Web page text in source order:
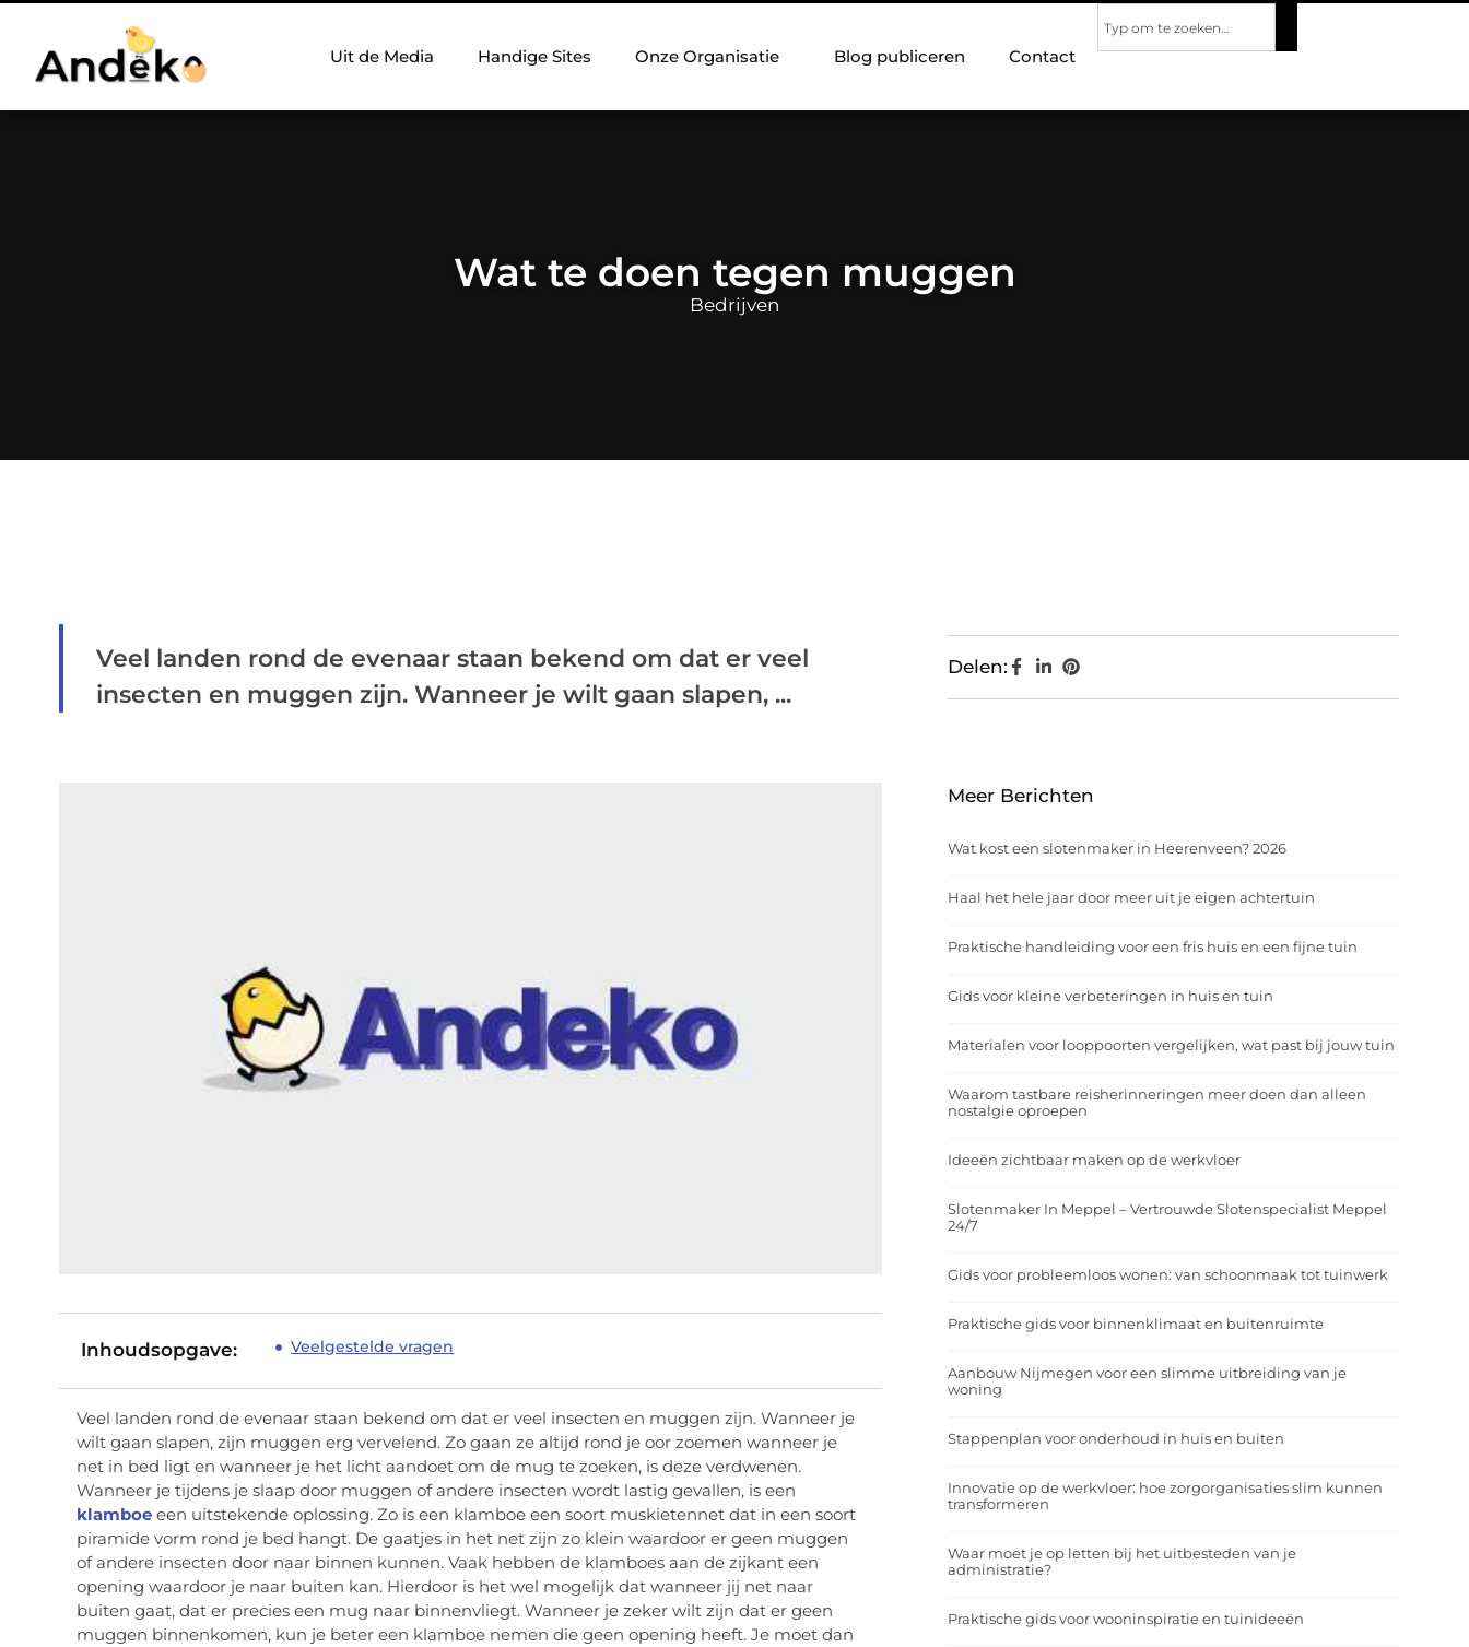
Uit de Media Handige Sites Onze Organisatie Blog publiceren Contact
Wat te doen tegen muggen
Bedrijven
Veel landen rond de evenaar staan bekend om dat er veel
insecten en muggen zijn. Wanneer je wilt gaan slapen, ...
Inhoudsopgave: Veelgestelde vragen
Veel landen rond de evenaar staan bekend om dat er veel insecten en muggen zijn. Wanneer je
wilt gaan slapen, zijn muggen erg vervelend. Zo gaan ze altijd rond je oor zoemen wanneer je
net in bed ligt en wanneer je het licht aandoet om de mug te zoeken, is deze verdwenen.
Wanneer je tijdens je slaap door muggen of andere insecten wordt lastig gevallen, is een
klamboeeen uitstekende oplossing. Zo is een klamboe een soort muskietennet dat in een soort
piramide vorm rond je bed hangt. De gaatjes in het net zijn zo klein waardoor er geen muggen
of andere insecten door naar binnen kunnen. Vaak hebben de klamboes aan de zijkant een
opening waardoor je naar buiten kan. Hierdoor is het wel mogelijk dat wanneer jij net naar
buiten gaat, dat er precies een mug naar binnenvliegt. Wanneer je zeker wilt zijn dat er geen
muggen binnenkomen, kun je beter een klamboe nemen die geen opening heeft. Je moet dan
Delen:
Meer Berichten
Wat kost een slotenmaker in Heerenveen? 2026
Haal het hele jaar door meer uit je eigen achtertuin
Praktische handleiding voor een fris huis en een fijne tuin
Gids voor kleine verbeteringen in huis en tuin
Materialen voor looppoorten vergelijken, wat past bij jouw tuin
Waarom tastbare reisherinneringen meer doen dan alleen
nostalgie oproepen
Ideeën zichtbaar maken op de werkvloer
Slotenmaker In Meppel – Vertrouwde Slotenspecialist Meppel
24/7
Gids voor probleemloos wonen: van schoonmaak tot tuinwerk
Praktische gids voor binnenklimaat en buitenruimte
Aanbouw Nijmegen voor een slimme uitbreiding van je
woning
Stappenplan voor onderhoud in huis en buiten
Innovatie op de werkvloer: hoe zorgorganisaties slim kunnen
transformeren
Waar moet je op letten bij het uitbesteden van je
administratie?
Praktische gids voor wooninspiratie en tuinideeën